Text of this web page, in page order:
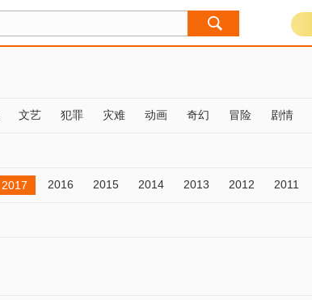
文艺 犯罪 灾难 动画 奇幻 冒险 剧情
2017 2016 2015 2014 2013 2012 2011